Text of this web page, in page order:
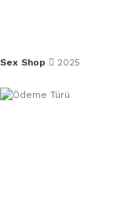
Sex Shop 2025